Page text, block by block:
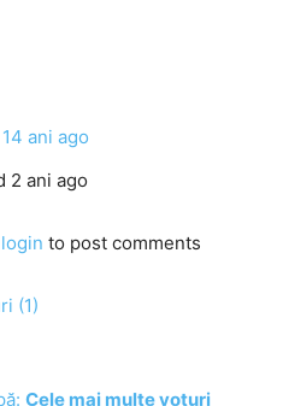
14 ani ago
2 ani ago
login to post comments
(1)
Cele mai multe voturi